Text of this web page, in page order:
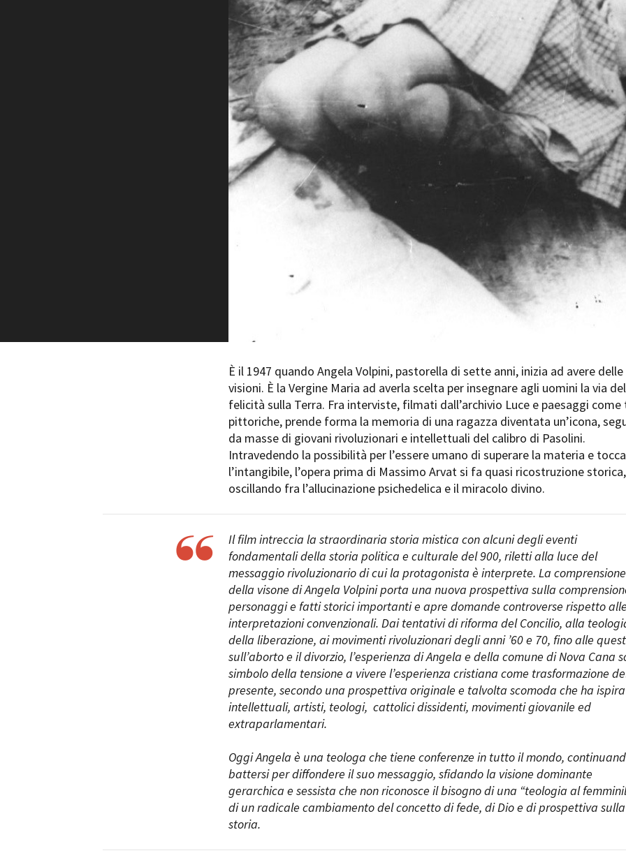
Ciak in TOur!
Amministrazione trasparente Bandi e gare Contatti Privacy Cookie policy Whistleblowing
È il 1947 quando Angela Volpini, pastorella di sette anni, inizia ad avere delle
visioni. È la Vergine Maria ad averla scelta per insegnare agli uomini la via
felicità sulla Terra. Fra interviste, filmati dall’archivio Luce e paesaggi come
pittoriche, prende forma la memoria di una ragazza diventata un’icona,
da masse di giovani rivoluzionari e intellettuali del calibro di Pasolini.
Intravedendo la possibilità per l’essere umano di superare la materia e
l’intangibile, l’opera prima di Massimo Arvat si fa quasi ricostruzione storica,
oscillando fra l’allucinazione psichedelica e il miracolo divino.
Il film intreccia la straordinaria storia mistica con alcuni degli eventi
fondamentali della storia politica e culturale del 900, riletti alla luce del
messaggio rivoluzionario di cui la protagonista è interprete. La comprensione
della visone di Angela Volpini porta una nuova prospettiva sulla
personaggi e fatti storici importanti e apre domande controverse rispetto
interpretazioni convenzionali. Dai tentativi di riforma del Concilio, alla
della liberazione, ai movimenti rivoluzionari degli anni ’60 e 70, fino alle
sull’aborto e il divorzio, l’esperienza di Angela e della comune di Nova Cana
simbolo della tensione a vivere l’esperienza cristiana come trasformazione
presente, secondo una prospettiva originale e talvolta scomoda che ha
intellettuali, artisti, teologi, cattolici dissidenti, movimenti giovanile ed
extraparlamentari.
Oggi Angela è una teologa che tiene conferenze in tutto il mondo,
battersi per diffondere il suo messaggio, sfidando la visione dominante
gerarchica e sessista che non riconosce il bisogno di una “teologia al
di un radicale cambiamento del concetto di fede, di Dio e di prospettiva sulla
storia.